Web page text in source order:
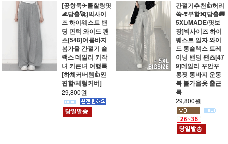
[공항룩✈쿨찰랑핏
🌊당출🚀]빅사이
즈 하이웨스트 밴
딩 핀턱 와이드 팬
츠[548]여름바지
봄가을 간절기 슬
랙스 데일리 키작
녀 키큰녀 여행룩
[하체커버템👍찐
편함/체형커버]
29,800원
간절기추천👍허리
쏙-❣️부함❌[당출🚚
5XL/MADE/핏보
장]빅사이즈 하이
웨스트 일자 와이
드 롱슬랙스 트레
이닝 밴딩 팬츠[47
9]데일리 꾸안꾸
롱핏 통바지 운동
복 봄가을옷 출근
룩
29,800원